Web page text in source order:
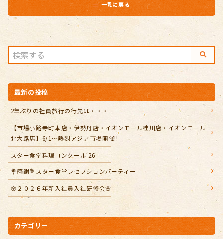
一覧に戻る
最新の投稿
2年ぶりの社員旅行の行先は・・・
【市場小路寺町本店・伊勢丹店・イオンモール桂川店・イオンモール
北大路店】6/1～熱烈アジア市場開催!!
スター食堂料理コンクール‘26
💐感謝💐スター食堂レセプションパーティー
🌸２０２６年新入社員入社研修会🌸
カテゴリー